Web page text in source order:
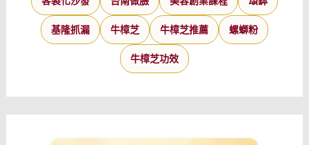
基隆抓漏 牛樟芝 牛樟芝推薦 螺螄粉
牛樟芝功效